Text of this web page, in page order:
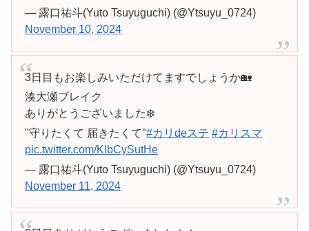
— 露口祐斗(Yuto Tsuyuguchi) (@Ytsuyu_0724)
November 10, 2024
3日目もお楽しみいただけてますでしょうか🏡
湊大瀬ブレイク
ありがとうございました❄️
"守りたくて 届きたくて"#カリdeステ #カリスマ
pic.twitter.com/KlbCySutHe
— 露口祐斗(Yuto Tsuyuguchi) (@Ytsuyu_0724)
November 11, 2024